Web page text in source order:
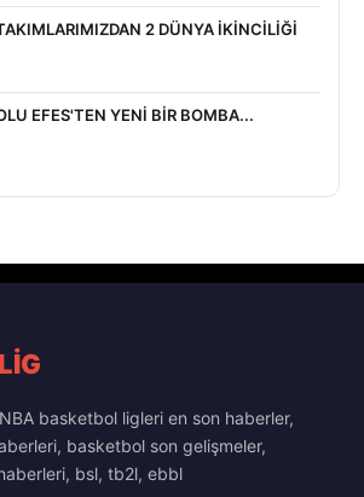
2 DÜNYA İKİNCİLİĞİ
EFES'TEN YENİ BİR BOMBA...
basketbol ligleri en son haberler,
basketbol son gelişmeler,
bsl, tb2l, ebbl